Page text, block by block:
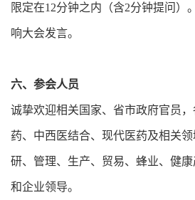
限定在12分钟之内（含2分钟提问）
响大会发言。
六、参会人员
诚挚欢迎相关国家、省市政府官员
药、中西医结合、现代医药及相关
研、管理、生产、贸易、蜂业、健
和企业领导。